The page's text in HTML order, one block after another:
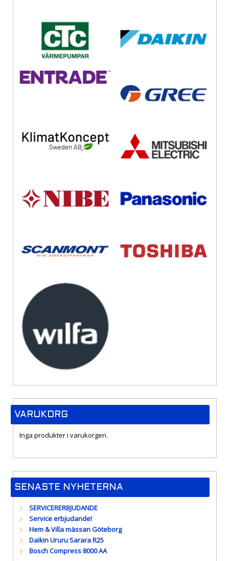
VARUKORG
Inga produkter i varukorgen.
SENASTE NYHETERNA
SERVICERERBJUDANDE
Service erbjudande!
Hem & Villa mässan Göteborg
Daikin Ururu Sarara R25
Bosch Compress 8000 AA